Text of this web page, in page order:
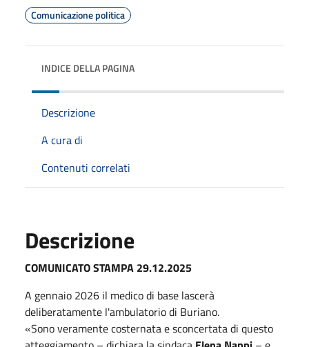
Comunicazione politica
INDICE DELLA PAGINA
Descrizione
A cura di
Contenuti correlati
Descrizione
COMUNICATO STAMPA 29.12.2025
A gennaio 2026 il medico di base lascerà
deliberatamente l'ambulatorio di Buriano.
«Sono veramente costernata e sconcertata di questo